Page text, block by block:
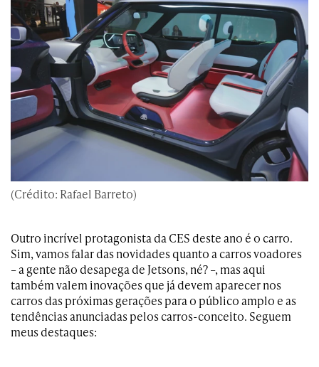
(Crédito: Rafael Barreto)
Outro incrível protagonista da CES deste ano é o carro.
Sim, vamos falar das novidades quanto a carros voadores
– a gente não desapega de Jetsons, né? –, mas aqui
também valem inovações que já devem aparecer nos
carros das próximas gerações para o público amplo e as
tendências anunciadas pelos carros-conceito. Seguem
meus destaques: